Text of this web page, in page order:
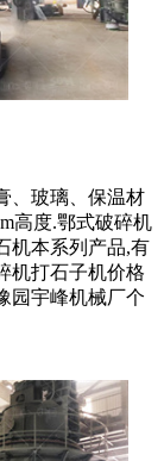
、玻璃、保温材
高度.鄂式破碎机
机本系列产品,有
机打石子机价格
园宇峰机械厂个